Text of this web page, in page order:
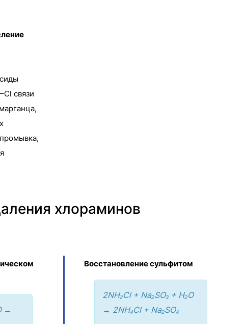
связи
хлораминов
→
Восстановление сульфитом
2NH₂Cl + Na₂SO₃ + H₂O
→ 2NH₄Cl + Na₂SO₄